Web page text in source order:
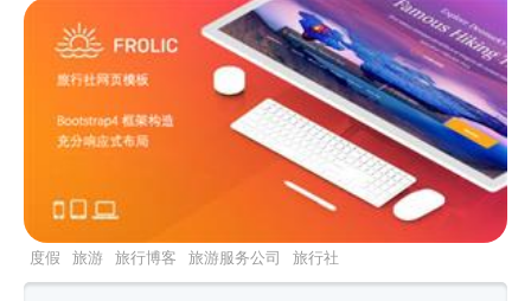
度假 旅游 旅行博客 旅游服务公司 旅行社